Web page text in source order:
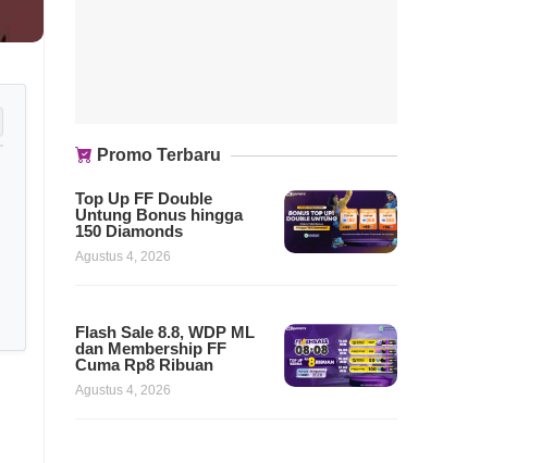
Promo Terbaru
Top Up FF Double
Untung Bonus hingga
150 Diamonds
Agustus 4, 2026
Flash Sale 8.8, WDP ML
dan Membership FF
Cuma Rp8 Ribuan
Agustus 4, 2026